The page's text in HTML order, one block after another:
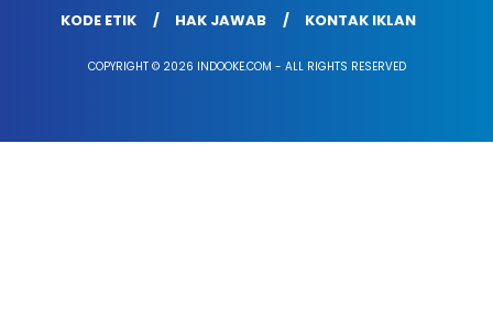
KODE ETIK
HAK JAWAB KONTAK IKLAN
COPYRIGHT © 2026 INDOOKE.COM - ALL RIGHTS RESERVED